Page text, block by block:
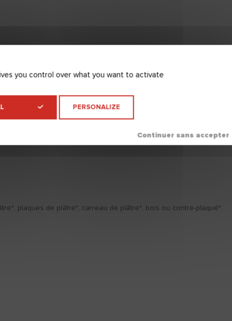
Télécharger
plaques de plâtre*, carreau de plâtre*, bois ou contre-plaqué*.
you control over what you want to activate
PERSONALIZE